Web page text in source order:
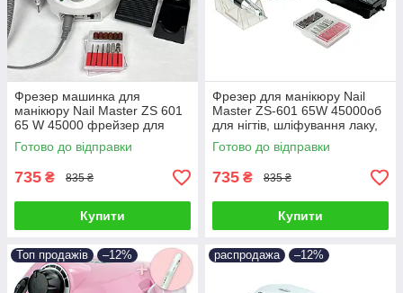
Фрезер машинка для
манікюру Nail Master ZS 601
65 W 45000 фрейзер для
нігтів DM 202 шліфування
лаку насадки фрези
Готово до відправки
735 ₴ 835 ₴
Купити
Фрезер для манікюру Nail
Master ZS-601 65W 45000об
для нігтів, шліфування лаку,
makeup, насадки фрези
Готово до відправки
735 ₴ 835 ₴
Купити
Топ продажів –12% распродажа –12%